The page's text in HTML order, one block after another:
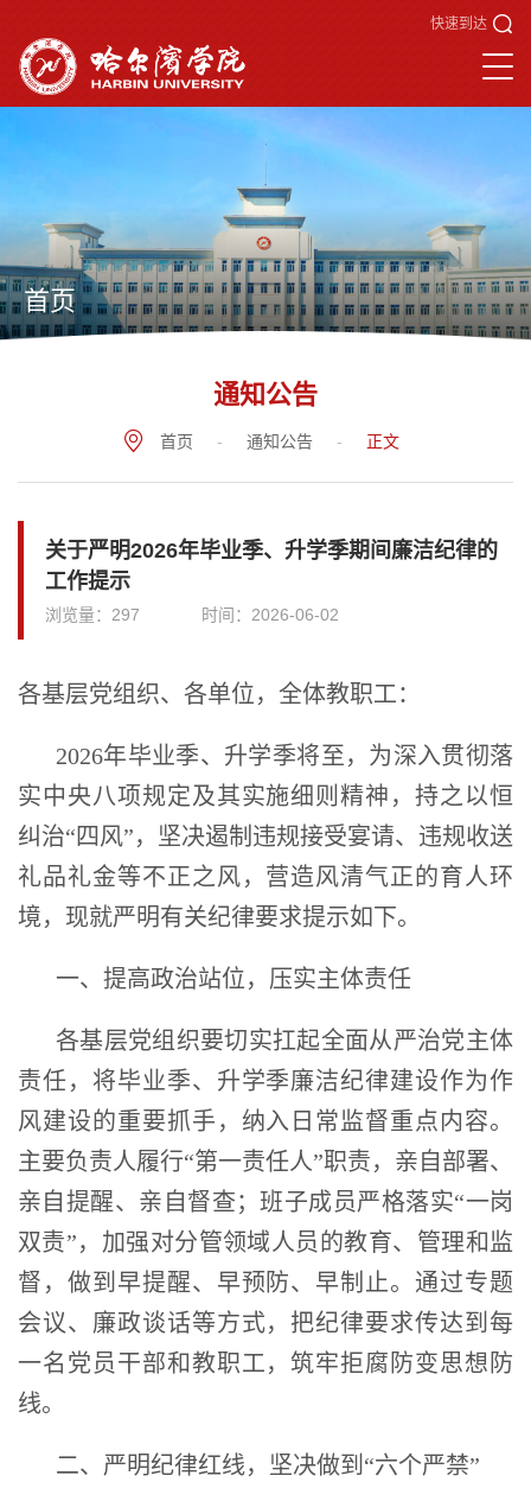
快速到达
首页
通知公告
首页 - 通知公告 - 正文
关于严明2026年毕业季、升学季期间廉洁纪律的
工作提示
浏览量： 297 时间： 2026-06-02
各基层党组织、各单位，全体教职工：
2026年毕业季、升学季将至，为深入贯彻落
实中央八项规定及其实施细则精神，持之以恒
纠治“四风”，坚决遏制违规接受宴请、违规收送
礼品礼金等不正之风，营造风清气正的育人环
境，现就严明有关纪律要求提示如下。
一、提高政治站位，压实主体责任
各基层党组织要切实扛起全面从严治党主体
责任，将毕业季、升学季廉洁纪律建设作为作
风建设的重要抓手，纳入日常监督重点内容。
主要负责人履行“第一责任人”职责，亲自部署、
亲自提醒、亲自督查；班子成员严格落实“一岗
双责”，加强对分管领域人员的教育、管理和监
督，做到早提醒、早预防、早制止。通过专题
会议、廉政谈话等方式，把纪律要求传达到每
一名党员干部和教职工，筑牢拒腐防变思想防
线。
二、严明纪律红线，坚决做到“六个严禁”